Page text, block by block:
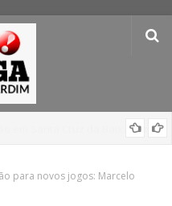
para novos jogos: Marcelo